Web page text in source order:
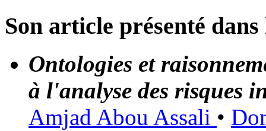
Son article présenté
Ontologies et
à l'analyse des risques
Amjad Abou Assali •